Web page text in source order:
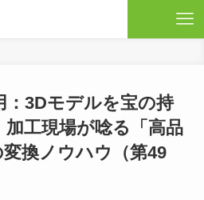
：3Dモデルを宝の持
工現場が唸る「高品
換ノウハウ（第49